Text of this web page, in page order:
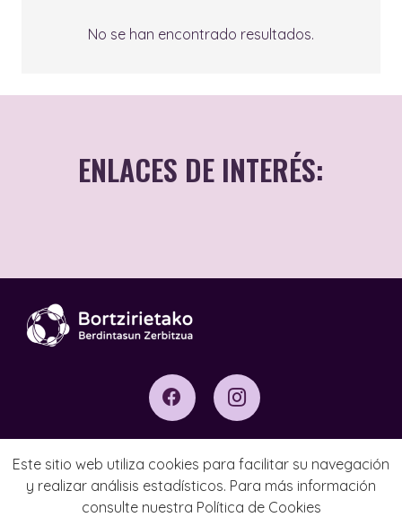
No se han encontrado resultados.
ENLACES DE INTERÉS:
Aviso Legal
Política de Privacidad
Este sitio web utiliza cookies para facilitar su navegación
y realizar análisis estadísticos. Para más información
consulte nuestra Política de Cookies